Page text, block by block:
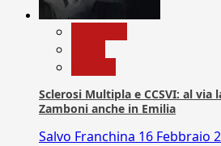
Sclerosi Multipla e CCSVI: al
Zamboni anche in Emilia
Salvo Franchina 16 Febbraio